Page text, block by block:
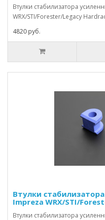
Втулки стабилизатора
WRX/STI/Forester/Legacy
4820 руб.
Втулки
Impreza WRX/STI/
Втулки стабилизатора